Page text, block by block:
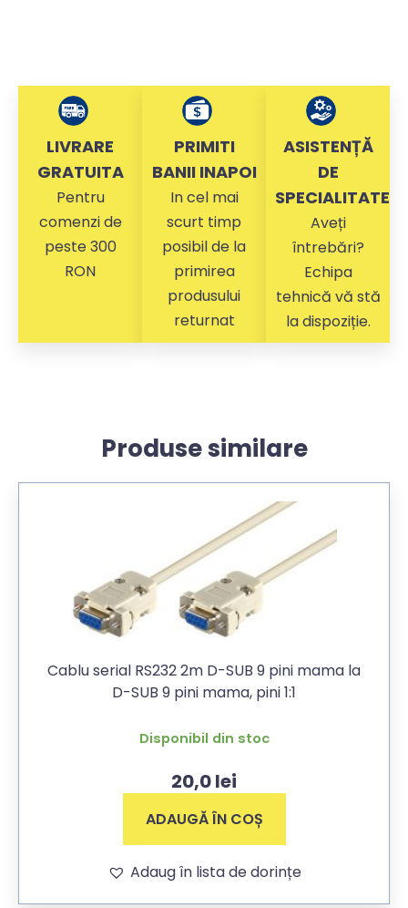
LIVRARE
GRATUITA
Pentru
comenzi de
peste 300
RON
PRIMITI
BANII INAPOI
In cel mai
scurt timp
posibil de la
primirea
produsului
returnat
ASISTENȚĂ
DE
SPECIALITATE
Aveți
întrebări?
Echipa
tehnică vă stă
la dispoziție.
Produse similare
Cablu serial RS232 2m D-SUB 9 pini mama la
D-SUB 9 pini mama, pini 1:1
Disponibil din stoc
20,0lei
ADAUGĂ ÎN COȘ
Adaug în lista de dorințe